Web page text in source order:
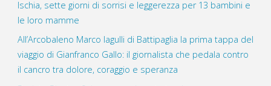
Ischia, sette giorni di sorrisi e leggerezza per 13 bambini e
le loro mamme
All’Arcobaleno Marco Iagulli di Battipaglia la prima tappa del
viaggio di Gianfranco Gallo: il giornalista che pedala contro
il cancro tra dolore, coraggio e speranza